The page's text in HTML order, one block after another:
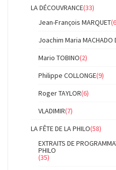
LA DÉCOUVRANCE(33)
Jean-François MARQUET
Joachim Maria MACHADO
Mario TOBINO(2)
Philippe COLLONGE(9)
Roger TAYLOR(6)
VLADIMIR(7)
LA FÊTE DE LA PHILO(58)
EXTRAITS DE
PHILO
(35)